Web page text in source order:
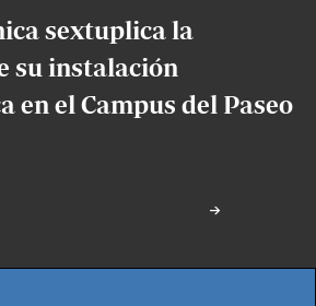
sextuplica la
su instalación
en el Campus del Paseo